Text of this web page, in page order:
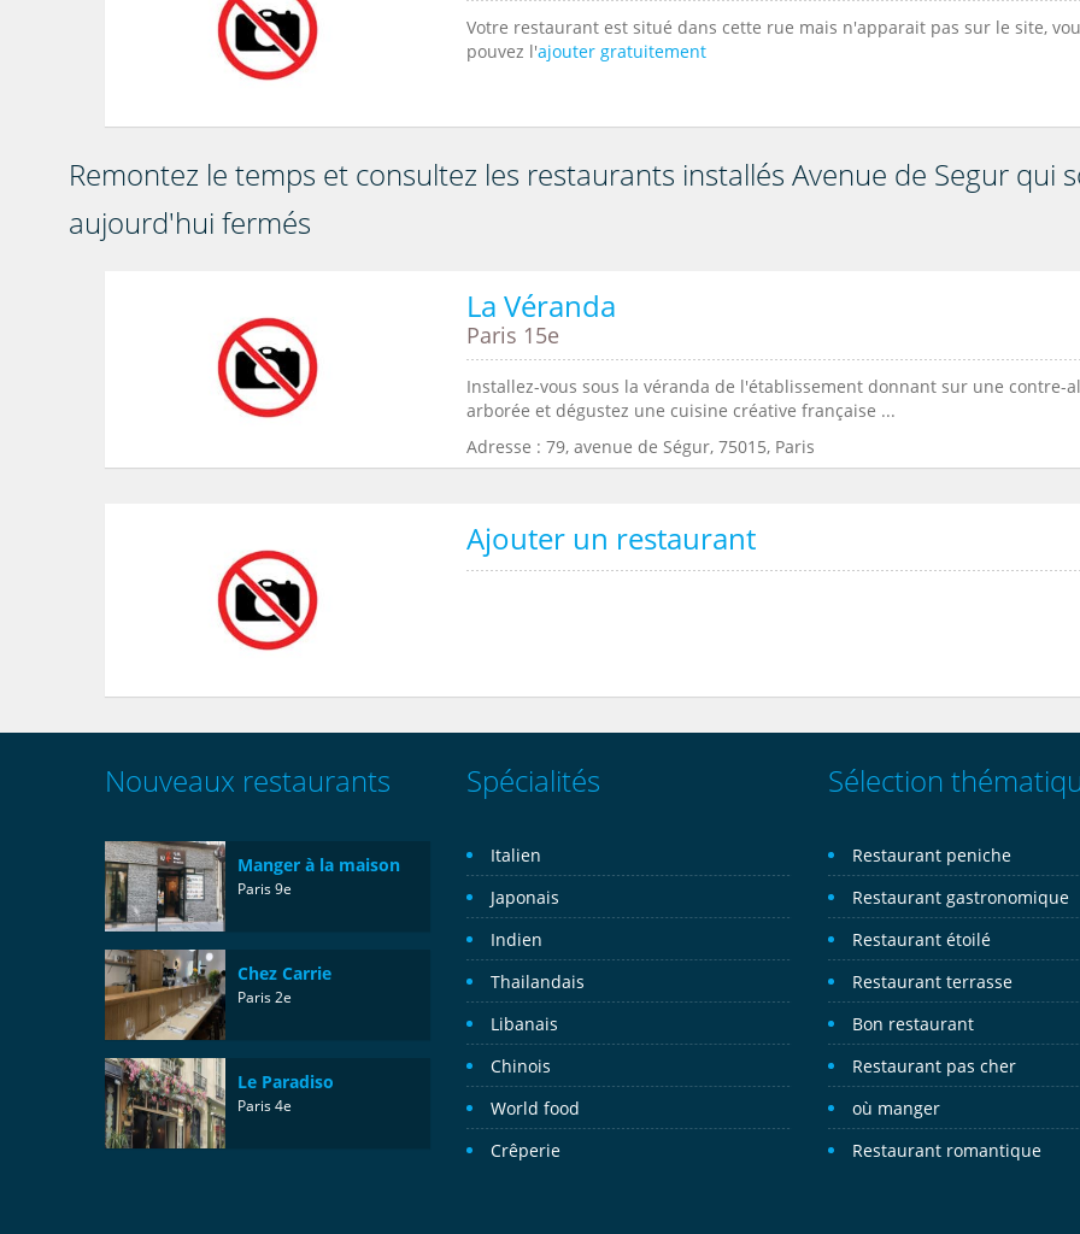
Votre restaurant est situé dans cette rue mais n'apparait pas sur le site,
pouvez l'ajouter gratuitement
Remontez le temps et consultez les restaurants installés Avenue de Segur qui
aujourd'hui fermés
La Véranda
Paris 15e
Installez-vous sous la véranda de l'établissement donnant sur une contre-
arborée et dégustez une cuisine créative française ...
Adresse : 79, avenue de Ségur, 75015, Paris
Ajouter un restaurant
Nouveaux restaurants
Manger à la maison
Paris 9e
Chez Carrie
Paris 2e
Le Paradiso
Paris 4e
Spécialités
Italien
Japonais
Indien
Thailandais
Libanais
Chinois
World food
Crêperie
Sélection
Restaurant peniche
Restaurant gastronomique
Restaurant étoilé
Restaurant terrasse
Bon restaurant
Restaurant pas cher
où manger
Restaurant romantique